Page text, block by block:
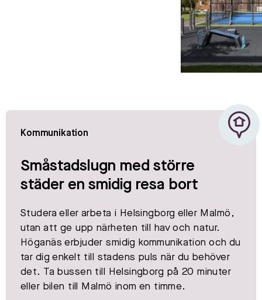
Kommunikation
Småstadslugn med större
städer en smidig resa bort
Studera eller arbeta i Helsingborg eller Malmö,
utan att ge upp närheten till hav och natur.
Höganäs erbjuder smidig kommunikation och du
tar dig enkelt till stadens puls när du behöver
det. Ta bussen till Helsingborg på 20 minuter
eller bilen till Malmö inom en timme.